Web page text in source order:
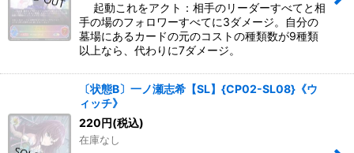
起動これをアクト：相手のリーダーすべてと相
手の場のフォロワーすべてに3ダメージ。自分の
墓場にあるカードの元のコストの種類数が9種類
以上なら、代わりに7ダメージ。
〔状態B〕一ノ瀬志希【SL】{CP02-SL08}《ウ
ィッチ》
220円(税込)
在庫なし